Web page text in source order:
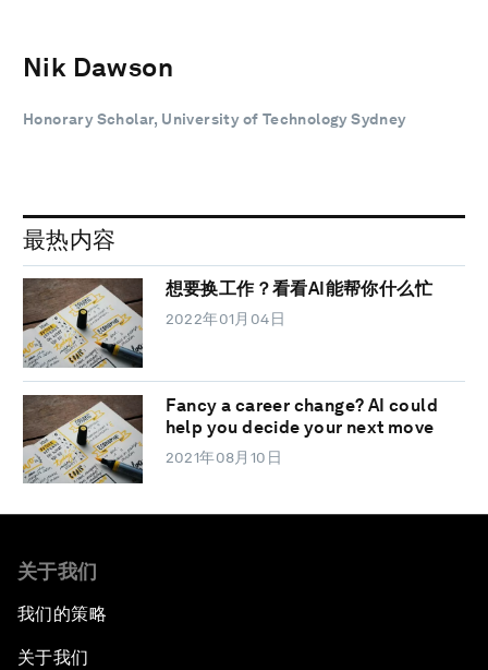
Nik Dawson
Honorary Scholar, University of Technology Sydney
最热内容
想要换工作？看看AI能帮你什么忙
2022年01月04日
Fancy a career change? AI could
help you decide your next move
2021年08月10日
关于我们
我们的策略
关于我们